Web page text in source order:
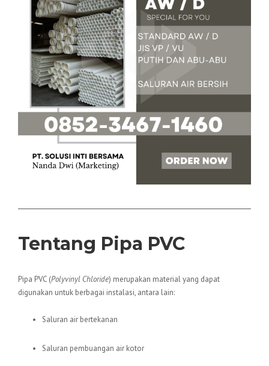
Tentang Pipa PVC
Pipa PVC (Polyvinyl Chloride) merupakan material yang dapat
digunakan untuk berbagai instalasi, antara lain:
Saluran air bertekanan
Saluran pembuangan air kotor